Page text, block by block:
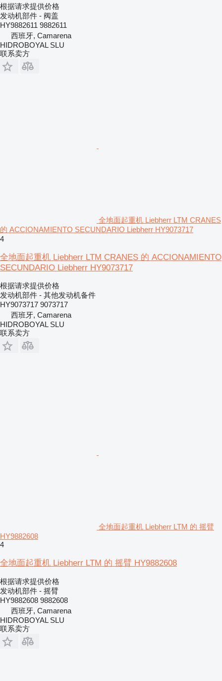
根据请求提供价格
发动机部件 - 阀盖
HY9882611 9882611
西班牙, Camarena
HIDROBOYAL SLU
联系卖方
全地面起重机 Liebherr LTM CRANES
的 ACCIONAMIENTO SECUNDARIO Liebherr HY9073717
4
全地面起重机 Liebherr LTM CRANES 的 ACCIONAMIENTO
SECUNDARIO Liebherr HY9073717
根据请求提供价格
发动机部件 - 其他发动机备件
HY9073717 9073717
西班牙, Camarena
HIDROBOYAL SLU
联系卖方
全地面起重机 Liebherr LTM 的 摇臂
HY9882608
4
全地面起重机 Liebherr LTM 的 摇臂 HY9882608
根据请求提供价格
发动机部件 - 摇臂
HY9882608 9882608
西班牙, Camarena
HIDROBOYAL SLU
联系卖方